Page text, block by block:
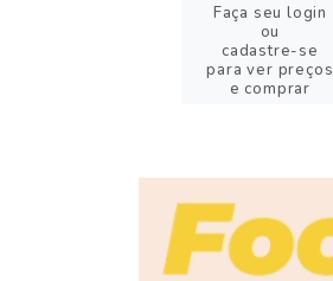
Faça seu login
ou
cadastre-se
para ver preços
e comprar